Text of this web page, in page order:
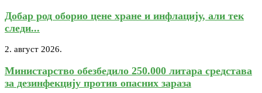
Добар род оборио цене хране и инфлацију, али тек
следи...
2. август 2026.
Министарство обезбедило 250.000 литара средстава
за дезинфекцију против опасних зараза